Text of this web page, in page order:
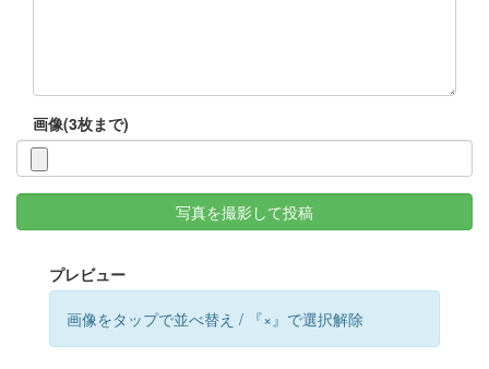
画像(3枚まで)
写真を撮影して投稿
プレビュー
画像をタップで並べ替え / 『×』で選択解除